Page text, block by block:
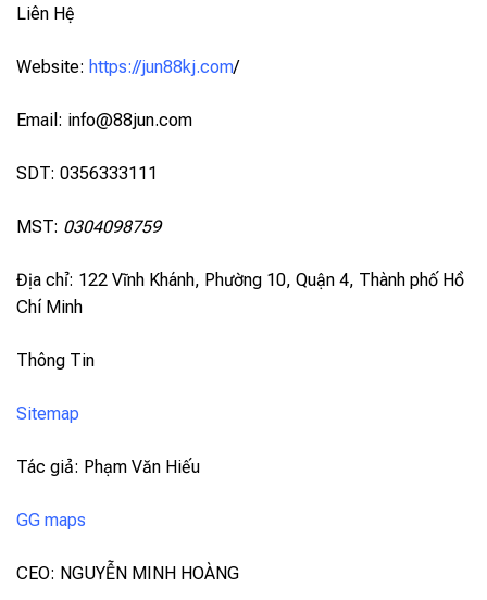
Liên Hệ
Website: https://jun88kj.com/
Email: info@88jun.com
SDT: 0356333111
MST: 0304098759
Địa chỉ: 122 Vĩnh Khánh, Phường 10, Quận 4, Thành phố Hồ
Chí Minh
Thông Tin
Sitemap
Tác giả: Phạm Văn Hiếu
GG maps
CEO: NGUYỄN MINH HOÀNG